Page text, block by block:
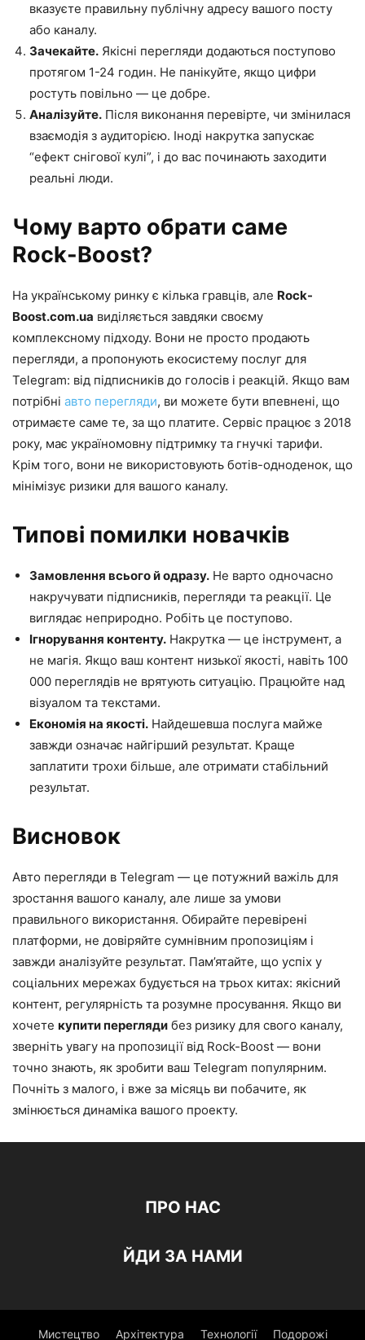
вказуєте правильну публічну адресу вашого посту
або каналу.
Зачекайте. Якісні перегляди додаються поступово
протягом 1-24 годин. Не панікуйте, якщо цифри
ростуть повільно — це добре.
Аналізуйте. Після виконання перевірте, чи змінилася
взаємодія з аудиторією. Іноді накрутка запускає
“ефект снігової кулі”, і до вас починають заходити
реальні люди.
Чому варто обрати саме
Rock-Boost?
На українському ринку є кілька гравців, але Rock-
Boost.com.ua виділяється завдяки своєму
комплексному підходу. Вони не просто продають
перегляди, а пропонують екосистему послуг для
Telegram: від підписників до голосів і реакцій. Якщо вам
потрібні авто перегляди, ви можете бути впевнені, що
отримаєте саме те, за що платите. Сервіс працює з 2018
року, має україномовну підтримку та гнучкі тарифи.
Крім того, вони не використовують ботів-одноденок, що
мінімізує ризики для вашого каналу.
Типові помилки новачків
Замовлення всього й одразу. Не варто одночасно
накручувати підписників, перегляди та реакції. Це
виглядає неприродно. Робіть це поступово.
Ігнорування контенту. Накрутка — це інструмент, а
не магія. Якщо ваш контент низької якості, навіть 100
000 переглядів не врятують ситуацію. Працюйте над
візуалом та текстами.
Економія на якості. Найдешевша послуга майже
завжди означає найгірший результат. Краще
заплатити трохи більше, але отримати стабільний
результат.
Висновок
Авто перегляди в Telegram — це потужний важіль для
зростання вашого каналу, але лише за умови
правильного використання. Обирайте перевірені
платформи, не довіряйте сумнівним пропозиціям і
завжди аналізуйте результат. Пам’ятайте, що успіх у
соціальних мережах будується на трьох китах: якісний
контент, регулярність та розумне просування. Якщо ви
хочете купити перегляди без ризику для свого каналу,
зверніть увагу на пропозиції від Rock-Boost — вони
точно знають, як зробити ваш Telegram популярним.
Почніть з малого, і вже за місяць ви побачите, як
змінюється динаміка вашого проекту.
ПРО НАС
ЙДИ ЗА НАМИ
Мистецтво Архітектура Технології Подорожі